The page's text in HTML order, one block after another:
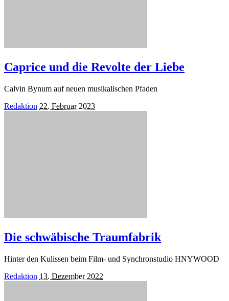
Caprice und die Revolte der Liebe
Calvin Bynum auf neuen musikalischen Pfaden
Posted
Redaktion 22. Februar 2023
Die schwäbische Traumfabrik
Hinter den Kulissen beim Film- und Synchronstudio HNYWOOD
Posted
Redaktion 13. Dezember 2022